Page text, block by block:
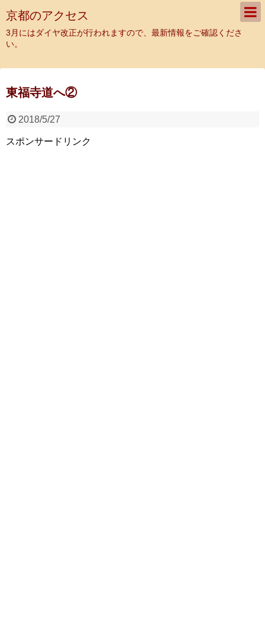
京都のアクセス
3月にはダイヤ改正が行われますので、最新情報をご確認くださ
い。
東福寺道へ②
2018/5/27
スポンサードリンク